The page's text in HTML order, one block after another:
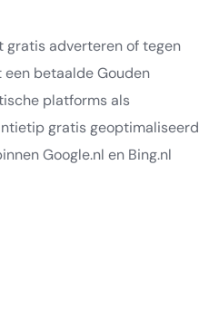
gratis adverteren of tegen
een betaalde Gouden
platforms als
gratis geoptimaliseerd
Google.nl en Bing.nl